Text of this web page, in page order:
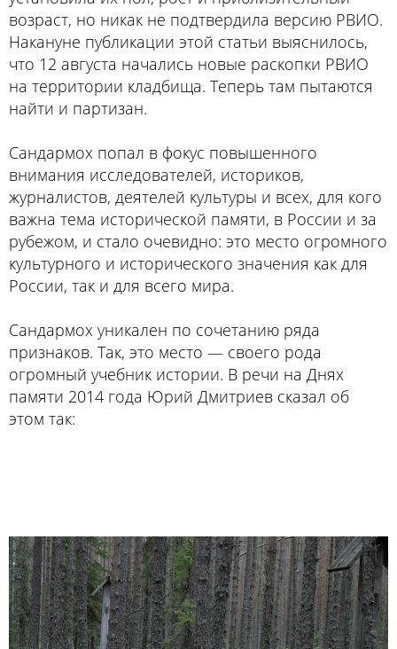
возраст, но никак не подтвердила версию РВИО.
Накануне публикации этой статьи выяснилось,
что 12 августа начались новые раскопки РВИО
на территории кладбища. Теперь там пытаются
найти и партизан.
Сандармох попал в фокус повышенного
внимания исследователей, историков,
журналистов, деятелей культуры и всех, для кого
важна тема исторической памяти, в России и за
рубежом, и стало очевидно: это место огромного
культурного и исторического значения как для
России, так и для всего мира.
Сандармох уникален по сочетанию ряда
признаков. Так, это место — своего рода
огромный учебник истории. В речи на Днях
памяти 2014 года Юрий Дмитриев сказал об
этом так: